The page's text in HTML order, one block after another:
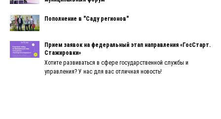
Пополнение в "Саду регионов"
Прием заявок на федеральный этап направления «ГосСтарт.
Стажировки»
Хотите развиваться в сфере государственной службы и
управления? У нас для вас отличная новость!